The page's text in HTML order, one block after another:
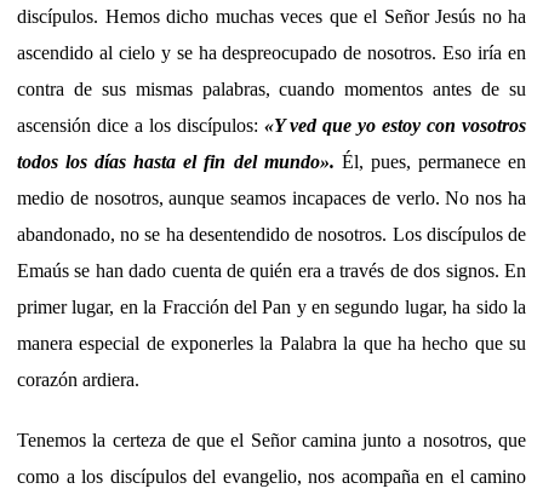
discípulos. Hemos dicho muchas veces que el Señor Jesús no ha
ascendido al cielo y se ha despreocupado de nosotros. Eso iría en
contra de sus mismas palabras, cuando momentos antes de su
ascensión dice a los discípulos: «Y ved que yo estoy con vosotros
todos los días hasta el fin del mundo». Él, pues, permanece en
medio de nosotros, aunque seamos incapaces de verlo. No nos ha
abandonado, no se ha desentendido de nosotros. Los discípulos de
Emaús se han dado cuenta de quién era a través de dos signos. En
primer lugar, en la Fracción del Pan y en segundo lugar, ha sido la
manera especial de exponerles la Palabra la que ha hecho que su
corazón ardiera.
Tenemos la certeza de que el Señor camina junto a nosotros, que
como a los discípulos del evangelio, nos acompaña en el camino